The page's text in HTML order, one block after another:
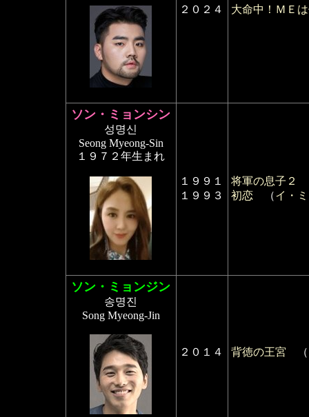
２０２４ 大命中！ＭＥ
ソン・ミョンシン
성명신
Seong Myeong-Sin
１９７２年生まれ
１９９１
１９９３
将軍の息子２
初恋 （イ・
ソン・ミョンジン
송명진
Song Myeong-Jin
２０１４ 背徳の王宮 （